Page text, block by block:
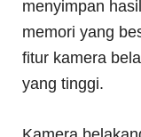
menyimpan
memori yang
fitur kamera
yang tinggi.